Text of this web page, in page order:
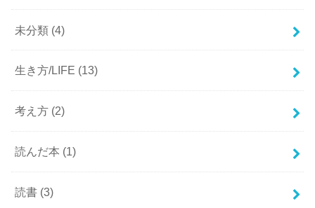
未分類 (4)
生き方/LIFE (13)
考え方 (2)
読んだ本 (1)
読書 (3)